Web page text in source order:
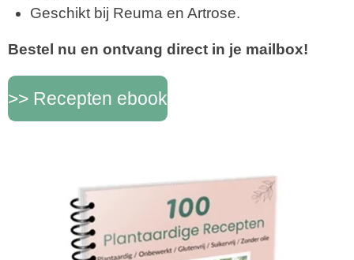
Geschikt bij Reuma en Artrose.
Bestel nu en ontvang direct in je mailbox!
>> Recepten ebook